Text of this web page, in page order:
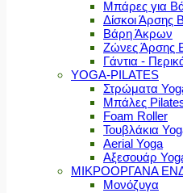
Μπάρες για
Δίσκοι Άρσης
Βάρη Άκρων
Ζώνες Άρσης
Γάντια -
YOGA-PILATES
Στρώματα
Μπάλες
Foam Roller
Τουβλάκια
Aerial Yoga
Αξεσουάρ
ΜΙΚΡΟΟΡΓΑΝΑ
Μονόζυγα